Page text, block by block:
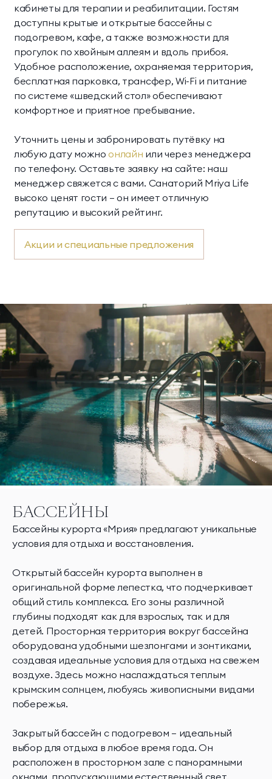
кабинеты для терапии и реабилитации. Гостям
доступны крытые и открытые бассейны с
подогревом, кафе, а также возможности для
прогулок по хвойным аллеям и вдоль прибоя.
Удобное расположение, охраняемая территория,
бесплатная парковка, трансфер, Wi-Fi и питание
по системе «шведский стол» обеспечивают
комфортное и приятное пребывание.
Уточнить цены и забронировать путёвку на
любую дату можно онлайн или через менеджера
по телефону. Оставьте заявку на сайте: наш
менеджер свяжется с вами. Санаторий Mriya Life
высоко ценят гости — он имеет отличную
репутацию и высокий рейтинг.
Акции и специальные предложения
БАССЕЙНЫ
Бассейны курорта «Мрия» предлагают уникальные
условия для отдыха и восстановления.
Открытый бассейн курорта выполнен в
оригинальной форме лепестка, что подчеркивает
общий стиль комплекса. Его зоны различной
глубины подходят как для взрослых, так и для
детей. Просторная территория вокруг бассейна
оборудована удобными шезлонгами и зонтиками,
создавая идеальные условия для отдыха на свежем
воздухе. Здесь можно наслаждаться теплым
крымским солнцем, любуясь живописными видами
побережья.
Закрытый бассейн с подогревом – идеальный
выбор для отдыха в любое время года. Он
расположен в просторном зале с панорамными
окнами, пропускающими естественный свет.